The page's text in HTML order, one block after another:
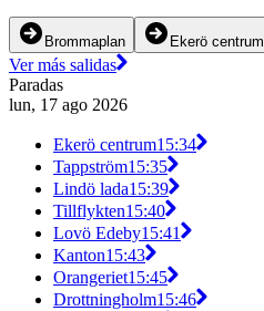
Brommaplan Ekerö centrum
Ver más salidas
Paradas
lun, 17 ago 2026
Ekerö centrum15:34
Tappström15:35
Lindö lada15:39
Tillflykten15:40
Lovö Edeby15:41
Kanton15:43
Orangeriet15:45
Drottningholm15:46